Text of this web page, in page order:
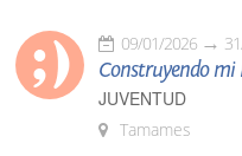
09/01/2026
Construyendo mi
JUVENTUD
Tamames